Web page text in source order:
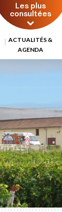
Les plus
consultées
ACTUALITÉS &
AGENDA